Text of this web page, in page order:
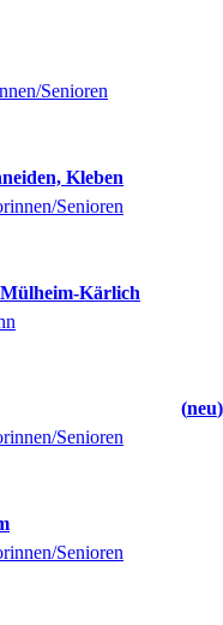
Senioren
Kleben
Senioren
Kärlich
neu
Senioren
Senioren